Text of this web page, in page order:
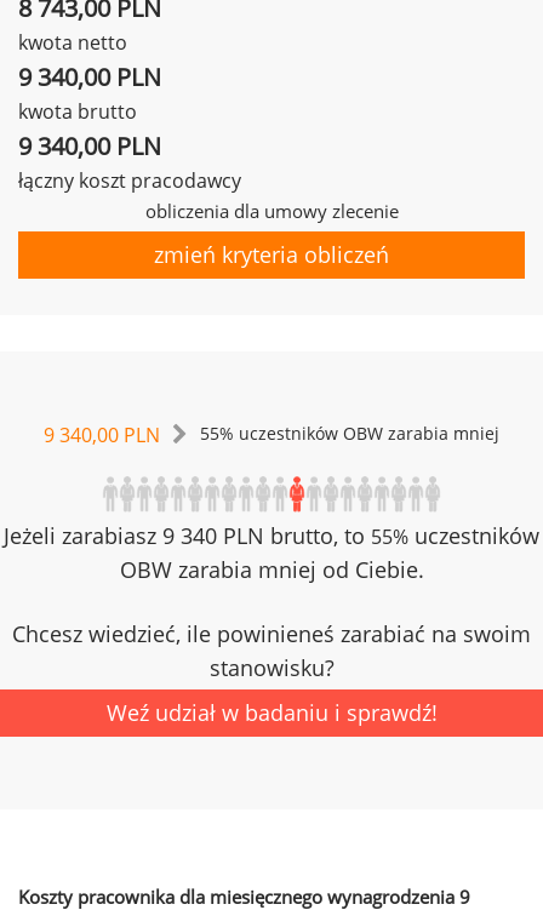
8 743,00 PLN
kwota netto
9 340,00 PLN
kwota brutto
9 340,00 PLN
łączny koszt pracodawcy
obliczenia dla umowy zlecenie
zmień kryteria obliczeń
9 340,00 PLN 55% uczestników OBW zarabia mniej
Jeżeli zarabiasz 9 340 PLN brutto, to 55% uczestników
OBW zarabia mniej od Ciebie.
Chcesz wiedzieć, ile powinieneś zarabiać na swoim
stanowisku?
Weź udział w badaniu i sprawdź!
Koszty pracownika dla miesięcznego wynagrodzenia 9